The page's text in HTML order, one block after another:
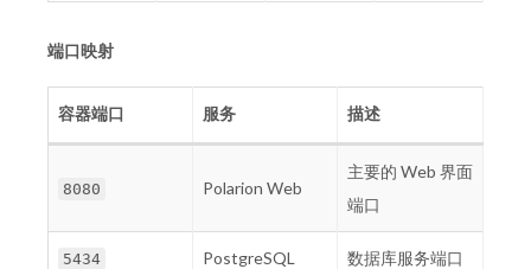
端口映射
容器端口 服务 描述
8080 Polarion Web
主要的 Web 界面
端口
5434 PostgreSQL 数据库服务端口